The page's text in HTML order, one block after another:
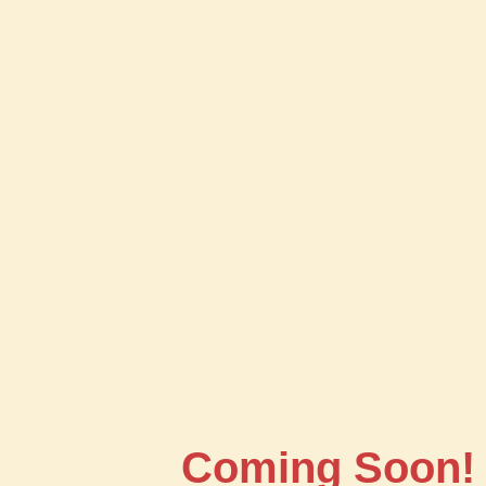
Coming Soon!